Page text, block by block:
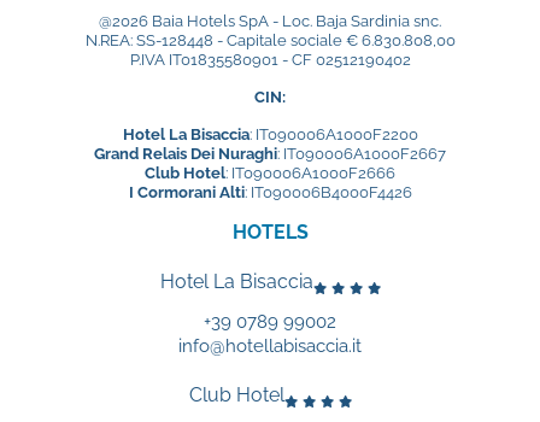
@2026 Baia Hotels SpA - Loc. Baja Sardinia snc.
N.REA: SS-128448 - Capitale sociale € 6.830.808,00
P.IVA IT01835580901 - CF 02512190402
CIN:
Hotel La Bisaccia: IT090006A1000F2200
Grand Relais Dei Nuraghi: IT090006A1000F2667
Club Hotel: IT090006A1000F2666
I Cormorani Alti: IT090006B4000F4426
HOTELS
Hotel La Bisaccia
+39 0789 99002
info@hotellabisaccia.it
Club Hotel